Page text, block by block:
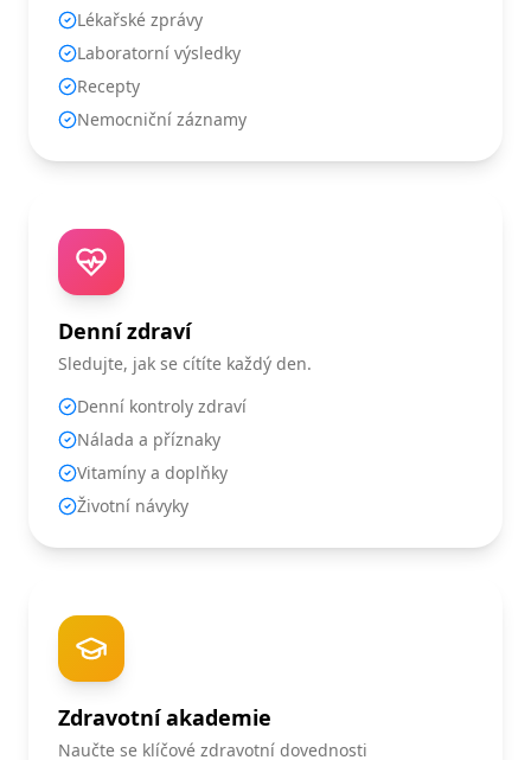
Lékařské zprávy
Laboratorní výsledky
Recepty
Nemocniční záznamy
Denní zdraví
Sledujte, jak se cítíte každý den.
Denní kontroly zdraví
Nálada a příznaky
Vitamíny a doplňky
Životní návyky
Zdravotní akademie
Naučte se klíčové zdravotní dovednosti